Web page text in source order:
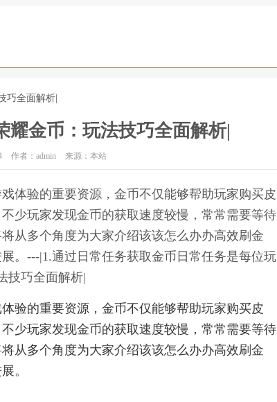
巧全面解析|
耀金币：玩法技巧全面解析|
作者：admin 来源：本站
体验的重要资源，金币不仅能够帮助玩家购买皮
少玩家发现金币的获取速度较慢，常常需要等待
从多个角度为大家介绍该该怎么办办高效刷金
。---|1.通过日常任务获取金币日常任务是每位玩
技巧全面解析|
验的重要资源，金币不仅能够帮助玩家购买皮
少玩家发现金币的获取速度较慢，常常需要等待
从多个角度为大家介绍该该怎么办办高效刷金
。